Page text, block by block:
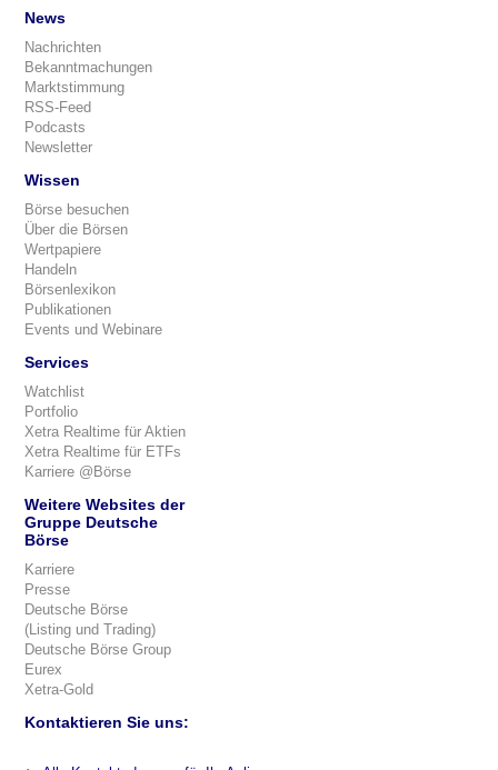
News
Nachrichten
Bekanntmachungen
Marktstimmung
RSS-Feed
Podcasts
Newsletter
Wissen
Börse besuchen
Über die Börsen
Wertpapiere
Handeln
Börsenlexikon
Publikationen
Events und Webinare
Services
Watchlist
Portfolio
Xetra Realtime für Aktien
Xetra Realtime für ETFs
Karriere @Börse
Weitere Websites der
Gruppe Deutsche
Börse
Karriere
Presse
Deutsche Börse
(Listing und Trading)
Deutsche Börse Group
Eurex
Xetra-Gold
Kontaktieren Sie uns: